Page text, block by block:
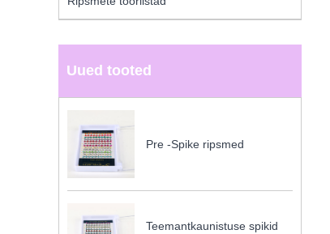
Uued tooted
Pre -Spike ripsmed
Teemantkaunistuse spikid